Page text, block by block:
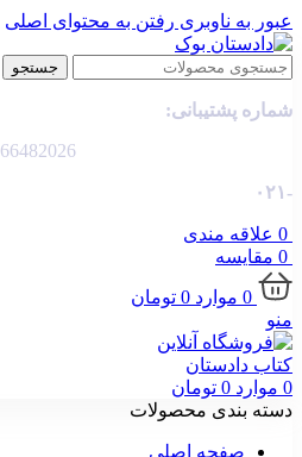
عبور به ناوبری رفتن به محتوای اصلی
جستجو
شماره پشتیبانی:
66482026
-۰۲۱
0 علاقه مندی
0 مقایسه
0 موارد 0 تومان
منو
0 موارد 0 تومان
دسته بندی محصولات
صفحه اصلی